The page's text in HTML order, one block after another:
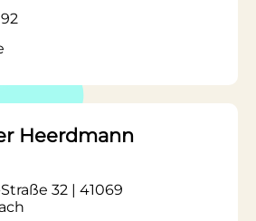
Heerdmann
32 | 41069